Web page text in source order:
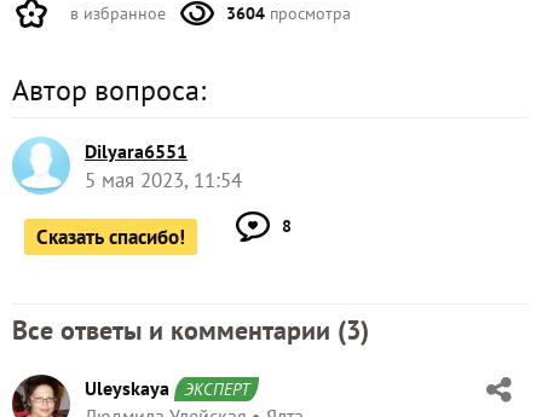
в избранное 3604 просмотра
Автор вопроса:
Dilyara6551
5 мая 2023, 11:54
Сказать спасибо! 8
Все ответы и комментарии (3)
Uleyskaya ЭКСПЕРТ